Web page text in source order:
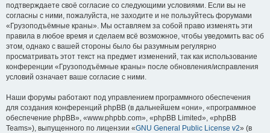
подтверждаете своё согласие со следующими условиями. Если вы не
согласны с ними, пожалуйста, не заходите и не пользуйтесь форумами
«Грузоподъёмные краны». Мы оставляем за собой право изменять эти
правила в любое время и сделаем всё возможное, чтобы уведомить вас об
этом, однако с вашей стороны было бы разумным регулярно
просматривать этот текст на предмет изменений, так как использование
конференции «Грузоподъёмные краны» после обновления/исправления
условий означает ваше согласие с ними.
Наши форумы работают под управлением программного обеспечения
для создания конференций phpBB (в дальнейшем «они», «программное
обеспечение phpBB», «www.phpbb.com», «phpBB Limited», «phpBB
Teams»), выпущенного по лицензии «GNU General Public License v2» (в